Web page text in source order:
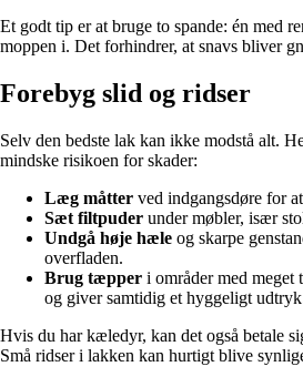
Et godt tip er at bruge to spande: én med
moppen i. Det forhindrer, at snavs bliver
Forebyg slid og ridser
Selv den bedste lak kan ikke modstå alt.
mindske risikoen for skader:
Læg måtter ved indgangsdøre for
Sæt filtpuder under møbler, især
Undgå høje hæle og skarpe
overfladen.
Brug tæpper i områder med meget
og giver samtidig et hyggeligt
Hvis du har kæledyr, kan det også betale
Små ridser i lakken kan hurtigt blive